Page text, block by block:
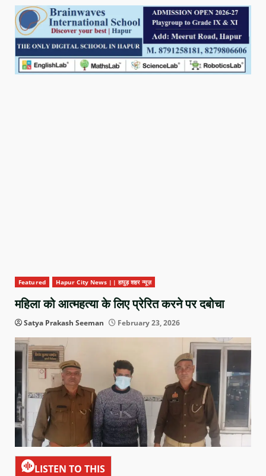
Featured Hapur City News || हापुड़ शहर न्यूज़
महिला को आत्महत्या के लिए प्रेरित करने पर दबोचा
Satya Prakash Seeman February 23, 2026
LISTEN TO THIS